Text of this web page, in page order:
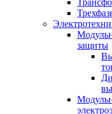
защиты